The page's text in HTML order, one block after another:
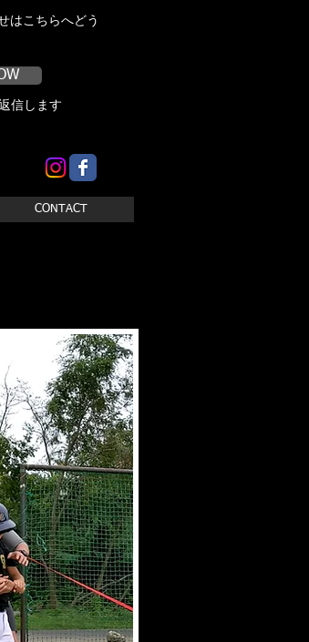
はこちらへどう
信します
CONTACT